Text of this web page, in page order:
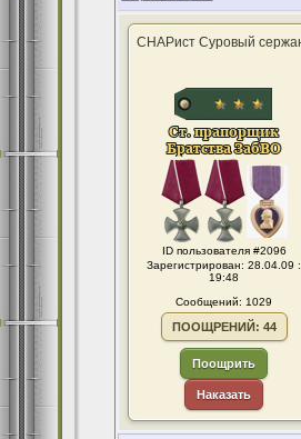
СНАРист Суровый
ID пользователя #2096
Зарегистрирован: 28.04.09 :
19:48
Сообщений: 1029
ПООЩРЕНИЙ: 44
Поощрить
Наказать